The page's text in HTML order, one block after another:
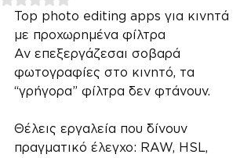
Top photo editing apps για κινητά
με προχωρημένα φίλτρα
Αν επεξεργάζεσαι σοβαρά
φωτογραφίες στο κινητό, τα
“γρήγορα” φίλτρα δεν φτάνουν.
Θέλεις εργαλεία που δίνουν
πραγματικό έλεγχο: RAW, HSL,